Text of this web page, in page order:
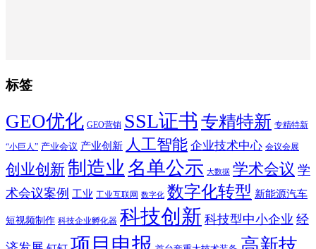
标签
GEO优化 GEO营销 SSL证书 专精特新 专精特新
“小巨人” 产业会议 产业创新 人工智能 企业技术中心 会议会展
创业创新制造业 名单公示 大数据 学术会议 学
术会议案例 工业 工业互联网 数字化 数字化转型 新能源汽车
短视频制作 科技企业孵化器 科技创新 科技型中小企业 经